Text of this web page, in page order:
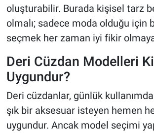
oluşturabilir. Burada kişisel tarz
olmalı; sadece moda olduğu için
seçmek her zaman iyi fikir
Deri Cüzdan Modelleri
Uygundur?
Deri cüzdanlar, günlük
şık bir aksesuar isteyen hemen
uygundur. Ancak model seçimi